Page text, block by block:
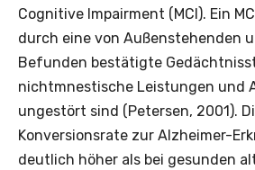
Cognitive Impairment (MCI). Ein
durch eine von Außenstehenden
Befunden bestätigte
nichtmnestische Leistungen und
ungestört sind (Petersen, 2001).
Konversionsrate zur Alzheimer-
deutlich höher als bei gesunden